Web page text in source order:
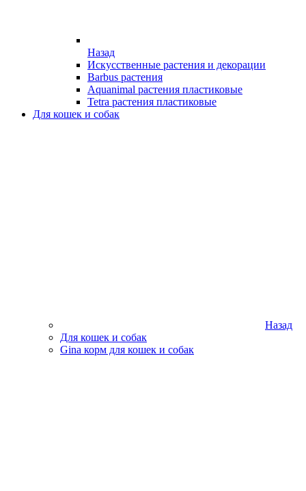
Назад
Искусственные растения и декорации
Barbus растения
Aquanimal растения пластиковые
Tetra растения пластиковые
Для кошек и собак
Назад
Для кошек и собак
Gina корм для кошек и собак